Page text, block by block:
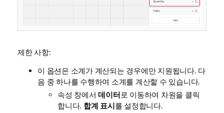
제한 사항:
이 옵션은 소계가 계산되는 경우에만 지원됩니다. 다
음 중 하나를 수행하여 소계를 계산할 수 있습니다.
속성 창에서데이터로 이동하여 차원을 클릭
합니다. 합계 표시를 설정합니다.